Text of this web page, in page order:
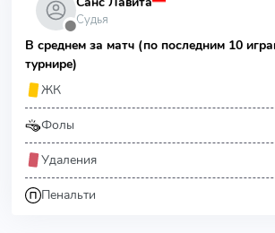
⬤Судья
В среднем за матч (по последним 10
турнире)
ЖК
Фолы
Удаления
Пенальти